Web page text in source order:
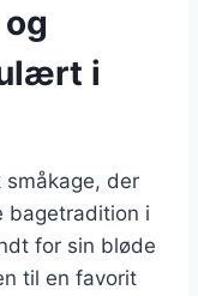
i
småkage, der
bagetradition i
for sin bløde
til en favorit